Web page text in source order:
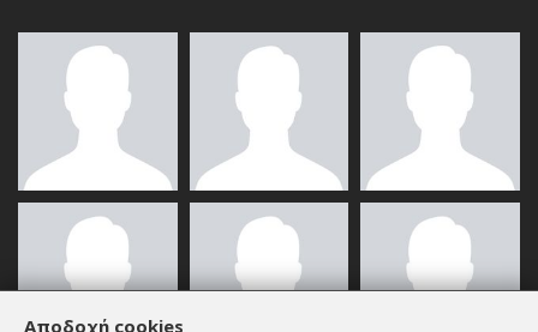
Αποδοχή cookies